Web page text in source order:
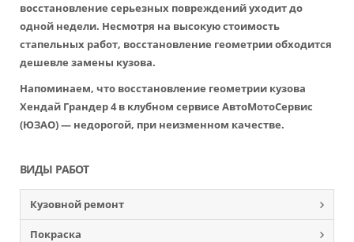
восстановление серьезных повреждений уходит до
одной недели. Несмотря на высокую стоимость
стапельных работ, восстановление геометрии обходится
дешевле замены кузова.
Напоминаем, что восстановление геометрии кузова
Хендай Грандер 4 в клубном сервисе АвтоМотоСервис
(ЮЗАО) — недорогой, при неизменном качестве.
ВИДЫ РАБОТ
Кузовной ремонт
Покраска